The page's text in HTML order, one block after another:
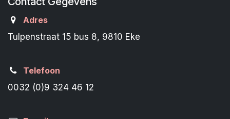
Adres
Tulpenstraat 15 bus 8, 9810 Eke
Telefoon
0032 (0)9 324 46 12